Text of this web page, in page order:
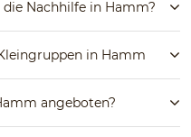
Nachhilfe in Hamm?
in Hamm
angeboten?